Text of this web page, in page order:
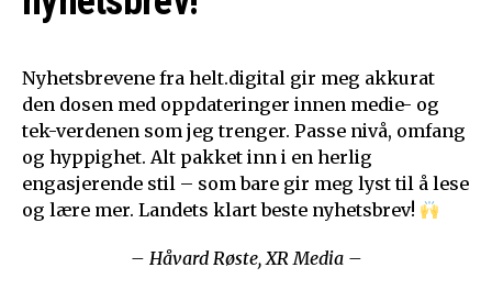
Nyhetsbrevene fra helt.digital gir meg akkurat
den dosen med oppdateringer innen medie- og
tek-verdenen som jeg trenger. Passe nivå, omfang
og hyppighet. Alt pakket inn i en herlig
engasjerende stil – som bare gir meg lyst til å lese
og lære mer. Landets klart beste nyhetsbrev!
– Håvard Røste, XR Media –